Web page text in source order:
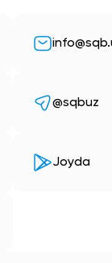
@sqbuz
Joyda